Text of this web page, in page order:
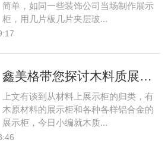
简单，如同一些装饰公司当场制作展示
柜，用几片板几片夹层玻...
鑫美格带您探讨木料质展示柜的优势
上文有谈到从材料上展示柜的归类，有
木原材料的展示柜和各种各样铝合金的
展示柜，今日小编就木质...